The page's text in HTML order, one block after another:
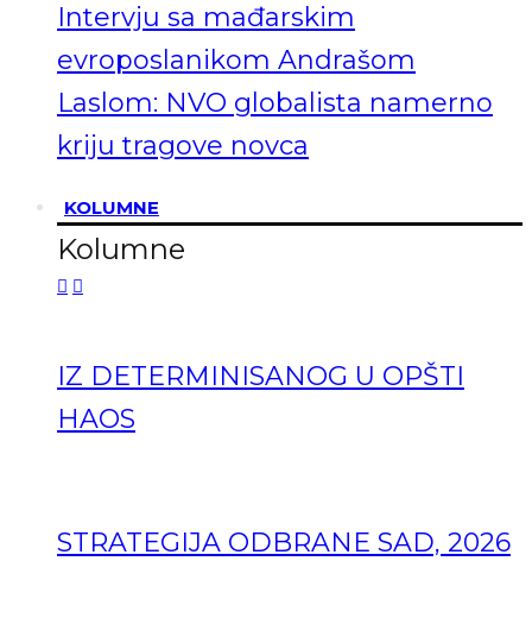
Intervju sa mađarskim
evroposlanikom Andrašom
Laslom: NVO globalista namerno
kriju tragove novca
KOLUMNE
Kolumne
IZ DETERMINISANOG U OPŠTI
HAOS
STRATEGIJA ODBRANE SAD, 2026